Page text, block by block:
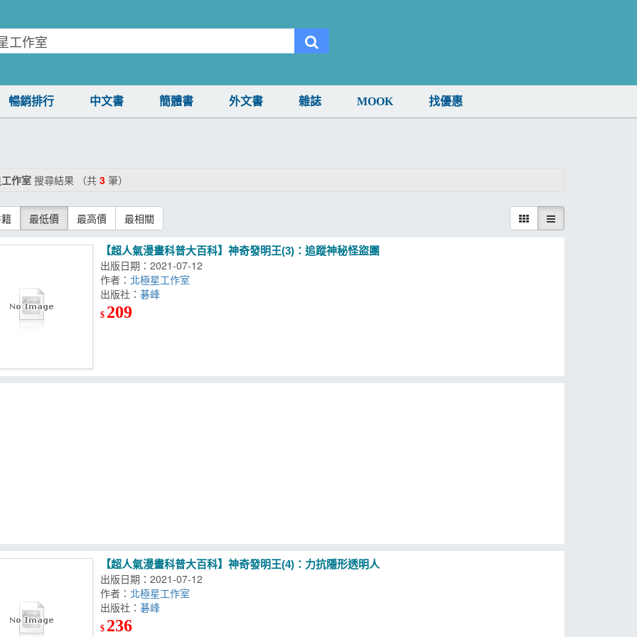
暢銷排行 中文書 簡體書 外文書 雜誌 MOOK 找優惠
作室搜尋結果 （共 3筆）
最低價 最高價 最相關
【超人氣漫畫科普大百科】神奇發明王(3)：追蹤神秘怪盜團
出版日期：2021-07-12
作者： 北極星工作室
出版社：
$ 209
【超人氣漫畫科普大百科】神奇發明王(4)：力抗隱形透明人
出版日期：2021-07-12
作者： 北極星工作室
出版社：
$ 236